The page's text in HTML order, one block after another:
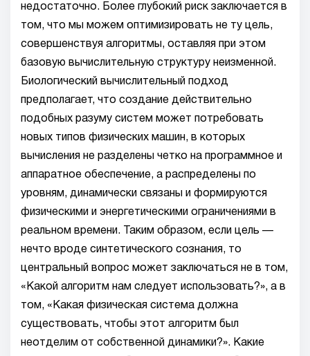
недостаточно. Более глубокий риск заключается в
том, что мы можем оптимизировать не ту цель,
совершенствуя алгоритмы, оставляя при этом
базовую вычислительную структуру неизменной.
Биологический вычислительный подход
предполагает, что создание действительно
подобных разуму систем может потребовать
новых типов физических машин, в которых
вычисления не разделены четко на программное и
аппаратное обеспечение, а распределены по
уровням, динамически связаны и формируются
физическими и энергетическими ограничениями в
реальном времени. Таким образом, если цель —
нечто вроде синтетического сознания, то
центральный вопрос может заключаться не в том,
«Какой алгоритм нам следует использовать?», а в
том, «Какая физическая система должна
существовать, чтобы этот алгоритм был
неотделим от собственной динамики?». Какие